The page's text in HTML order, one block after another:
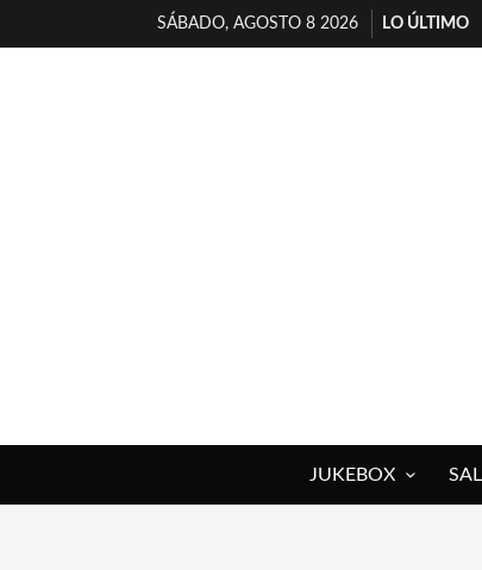
SÁBADO, AGOSTO 8 2026
LO ÚLTIMO
JUKEBOX